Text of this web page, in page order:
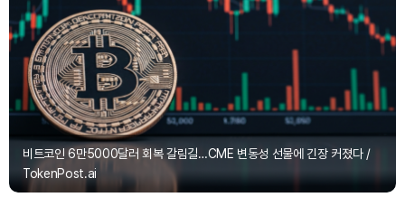
비트코인 6만5000달러 회복 갈림길…CME 변동성 선물에 긴장 커졌다 /
TokenPost.ai